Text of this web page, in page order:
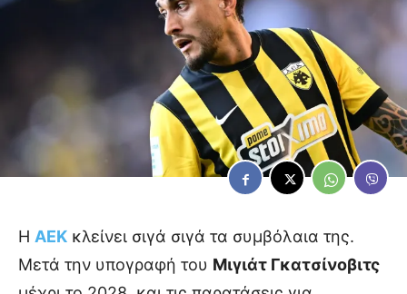
Η ΑΕΚ κλείνει σιγά σιγά τα συμβόλαια της.
Μετά την υπογραφή του Μιγιάτ Γκατσίνοβιτς